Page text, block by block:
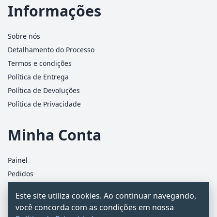
Informações
Sobre nós
Detalhamento do Processo
Termos e condições
Política de Entrega
Política de Devoluções
Política de Privacidade
Minha Conta
Painel
Pedidos
Carrinho
Este site utiliza cookies. Ao continuar navegando,
você concorda com as condições em nossa